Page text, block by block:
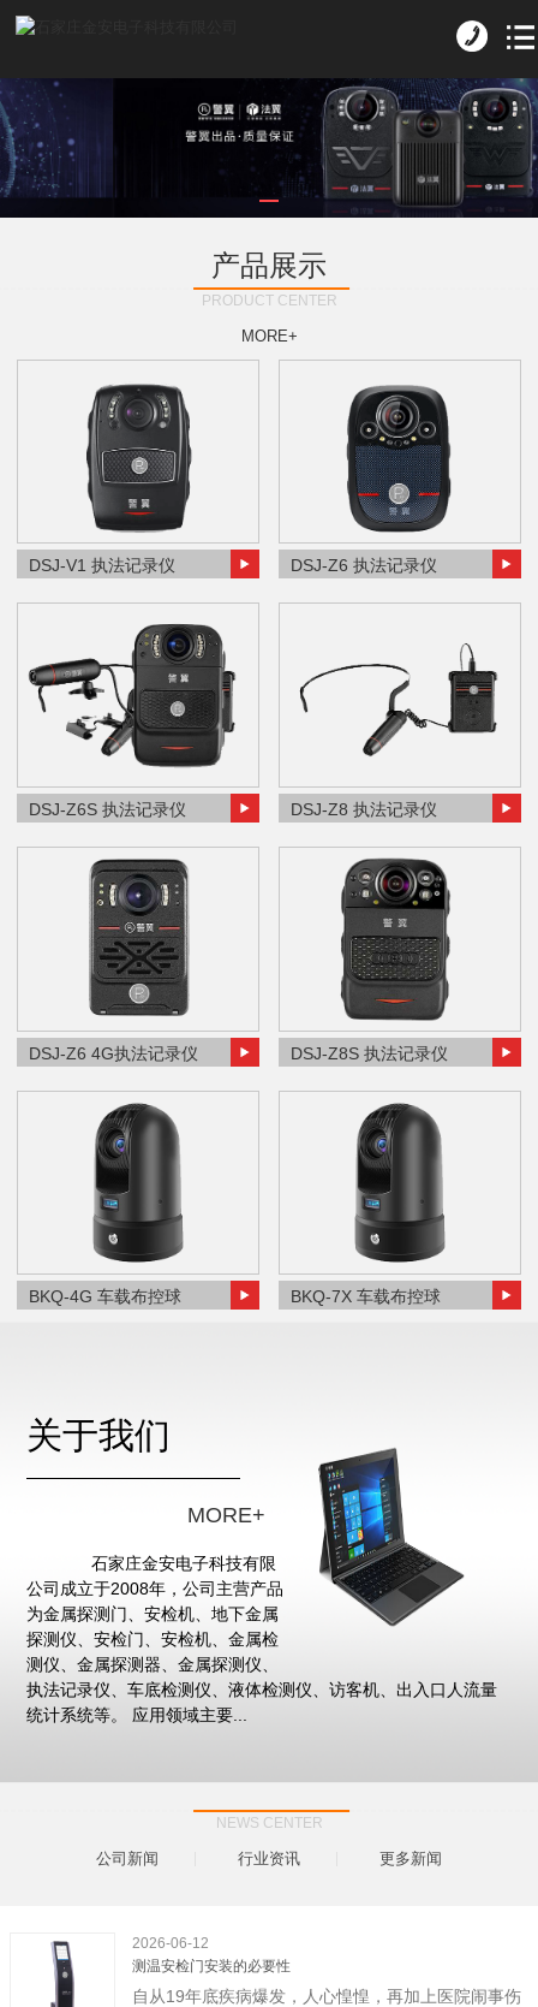
产品展示
PRODUCT CENTER
MORE+
DSJ-V1 执法记录仪 DSJ-Z6 执法记录仪
DSJ-Z6S 执法记录仪 DSJ-Z8 执法记录仪
DSJ-Z6 4G执法记录仪 DSJ-Z8S 执法记录仪
BKQ-4G 车载布控球 BKQ-7X 车载布控球
关于我们
MORE+
石家庄金安电子科技有限
公司成立于2008年，公司主营产品
为金属探测门、安检机、地下金属
探测仪、安检门、安检机、金属检
测仪、金属探测器、金属探测仪、
执法记录仪、车底检测仪、液体检测仪、访客机、出入口人流量
统计系统等。 应用领域主要...
NEWS CENTER
公司新闻 行业资讯 更多新闻
2026-06-12
测温安检门安装的必要性
自从19年底疾病爆发，人心惶惶，再加上医院闹事伤